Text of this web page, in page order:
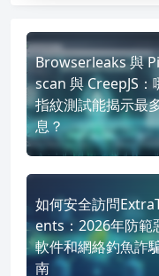
Browserleaks 與
scan 與 CreepJS：
指紋測試能揭示最
息？
如何安全訪問
ents：2026年防範
軟件和網絡釣魚詐
南